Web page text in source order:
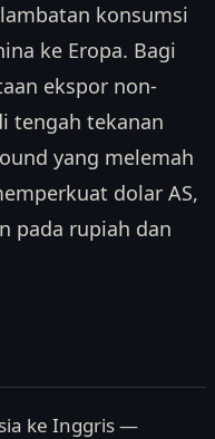
konsumsi
ke Eropa. Bagi
ekspor non-
tengah tekanan
yang melemah
dolar AS,
pada rupiah dan
ke Inggris —